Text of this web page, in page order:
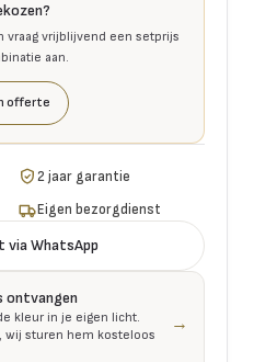
vraag vrijblijvend een setprijs
aan.
offerte
2 jaar garantie
Eigen bezorgdienst
via WhatsApp
kleur in je eigen licht.
wij sturen hem kosteloos
→